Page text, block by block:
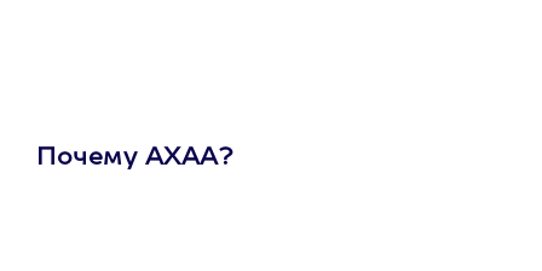
Почему АХАА?